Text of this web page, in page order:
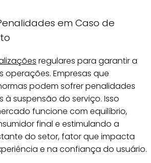
em Caso de
regulares para garantir a
Empresas que
podem sofrer penalidades
à suspensão do serviço. Isso
funcione com equilíbrio,
final e estimulando a
do setor, fator que impacta
e na confiança do usuário.